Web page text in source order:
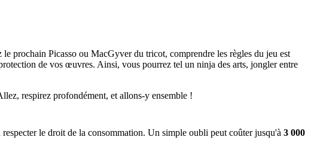
prochain Picasso ou MacGyver du tricot, comprendre les règles du jeu est
de vos œuvres. Ainsi, vous pourrez tel un ninja des arts, jongler entre
respirez profondément, et allons-y ensemble !
le droit de la consommation. Un simple oubli peut coûter jusqu'à 3 000